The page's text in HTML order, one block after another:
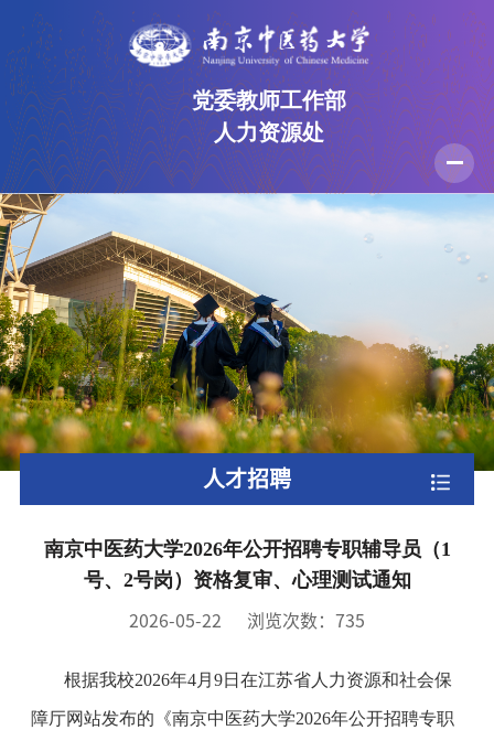
党委教师工作部
人力资源处
首页
部门介绍
规章制度
人才招聘
党建工作
师德师风
办事流程
资料下载
人才招聘
南京中医药大学2026年公开招聘专职辅导员（1
号、2号岗）资格复审、心理测试通知
2026-05-22 浏览次数：735
根据我校2026年4月9日在江苏省人力资源和社会保
障厅网站发布的《南京中医药大学2026年公开招聘专职